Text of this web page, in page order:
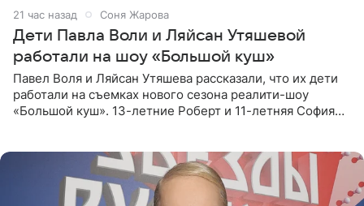
21 час назад Соня Жарова
Дети Павла Воли и Ляйсан Утяшевой
работали на шоу «Большой куш»
Павел Воля и Ляйсан Утяшева рассказали, что их дети
работали на съемках нового сезона реалити-шоу
«Большой куш». 13-летние Роберт и 11-летняя София